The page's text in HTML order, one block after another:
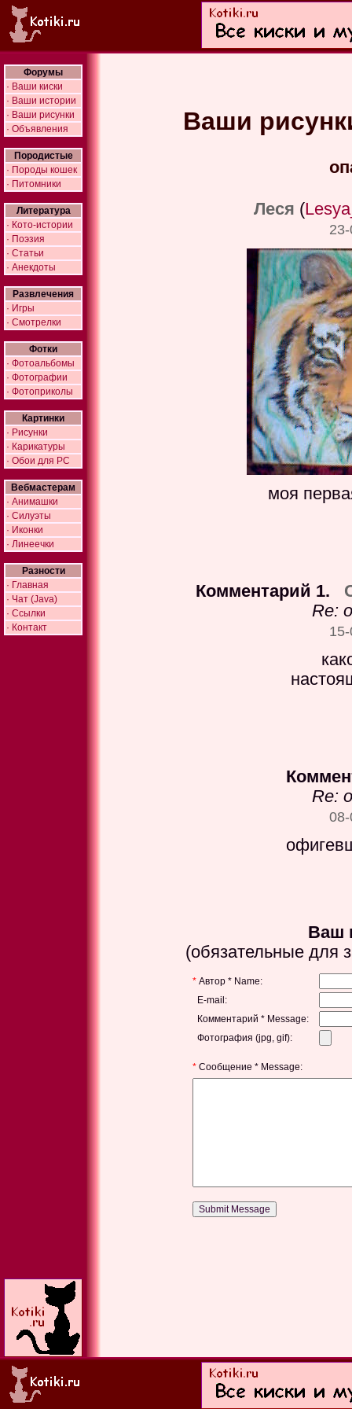
Форумы
· Ваши киски
· Ваши истории
· Ваши рисунки
· Объявления
Породистые
· Породы кошек
· Питомники
Литература
· Кото-истории
· Поэзия
· Статьи
· Анекдоты
Развлечения
· Игры
· Смотрелки
Фотки
· Фотоальбомы
· Фотографии
· Фотоприколы
Картинки
· Рисунки
· Карикатуры
· Обои для PC
Вебмастерам
· Анимашки
· Силуэты
· Иконки
· Линеечки
Разности
· Главная
· Чат (Java)
· Ссылки
· Контакт
Ваши
Леся (
моя
Комментарий 1.
Re:
Re:
Ваш
(обязательные для
* Автор * Name:
E-mail:
Комментарий * Message:
Фотография (jpg, gif):
* Сообщение * Message: